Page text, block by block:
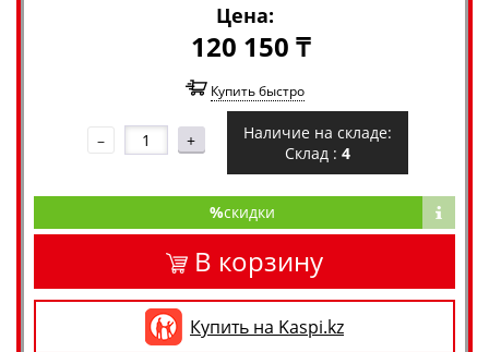
Цена:
120 150 ₸
Купить быстро
– +
Наличие на складе:
Склад : 4
%скидки
В корзину
Купить на Kaspi.kz